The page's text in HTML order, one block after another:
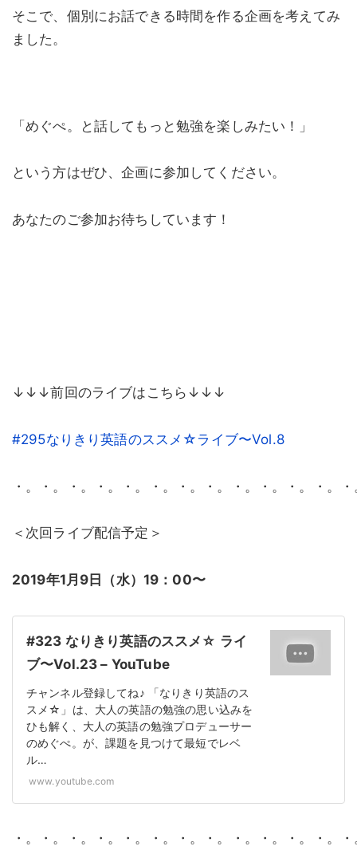
そこで、個別にお話できる時間を作る企画を考えてみ
ました。
「めぐぺ。と話してもっと勉強を楽しみたい！」
という方はぜひ、企画に参加してください。
あなたのご参加お待ちしています！
↓↓↓前回のライブはこちら↓↓↓
#295なりきり英語のススメ☆ライブ〜Vol.8
・。・。・。・。・。・。・。・。・。・。・。・。
＜次回ライブ配信予定＞
2019年1月9日（水）19：00〜
#323 なりきり英語のススメ☆ ライ
ブ〜Vol.23 – YouTube
チャンネル登録してね♪ 「なりきり英語のス
スメ☆」は、大人の英語の勉強の思い込みを
ひも解く、大人の英語の勉強プロデューサー
のめぐぺ。が、課題を見つけて最短でレベ
ル…
www.youtube.com
・。・。・。・。・。・。・。・。・。・。・。・。